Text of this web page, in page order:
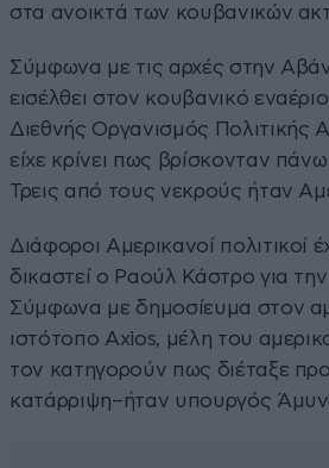
στα ανοικτά των κουβανικών
Σύμφωνα με τις αρχές στην
εισέλθει στον κουβανικό
Διεθνής Οργανισμός
είχε κρίνει πως βρίσκονταν
Τρεις από τους νεκρούς ήταν
Διάφοροι Αμερικανοί πολιτικοί
δικαστεί ο Ραούλ Κάστρο για
Σύμφωνα με δημοσίευμα στον
ιστότοπο Axios, μέλη του
τον κατηγορούν πως διέταξε
κατάρριψη–ήταν υπουργός